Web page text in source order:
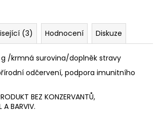
(3) Hodnocení Diskuze
g /krmná surovina/doplněk stravy
odčervení, podpora imunitního
BEZ KONZERVANTŮ,
BARVIV.